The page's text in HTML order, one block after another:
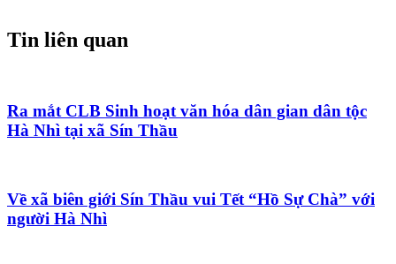
Tin liên quan
Ra mắt CLB Sinh hoạt văn hóa dân gian dân tộc
Hà Nhì tại xã Sín Thầu
Về xã biên giới Sín Thầu vui Tết “Hồ Sự Chà” với
người Hà Nhì